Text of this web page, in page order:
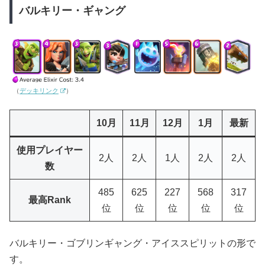
バルキリー・ギャング
（デッキリンク ）
10月 11月 12月 1月 最新
使用プレイヤー
数
2人 2人 1人 2人 2人
最高Rank
485
位
625
位
227
位
568
位
317
位
バルキリー・ゴブリンギャング・アイススピリットの形で
す。